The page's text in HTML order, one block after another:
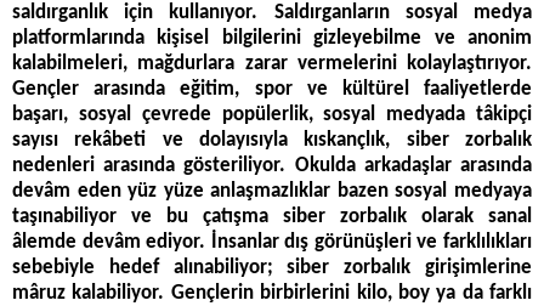
saldırganlık için kullanıyor. Saldırganların sosyal medya
platformlarında kişisel bilgilerini gizleyebilme ve anonim
kalabilmeleri, mağdurlara zarar vermelerini kolaylaştırıyor.
Gençler arasında eğitim, spor ve kültürel faaliyetlerde
başarı, sosyal çevrede popülerlik, sosyal medyada tâkipçi
sayısı rekâbeti ve dolayısıyla kıskançlık, siber zorbalık
nedenleri arasında gösteriliyor. Okulda arkadaşlar arasında
devâm eden yüz yüze anlaşmazlıklar bazen sosyal medyaya
taşınabiliyor ve bu çatışma siber zorbalık olarak sanal
âlemde devâm ediyor. İnsanlar dış görünüşleri ve farklılıkları
sebebiyle hedef alınabiliyor; siber zorbalık girişimlerine
mâruz kalabiliyor. Gençlerin birbirlerini kilo, boy ya da farklı